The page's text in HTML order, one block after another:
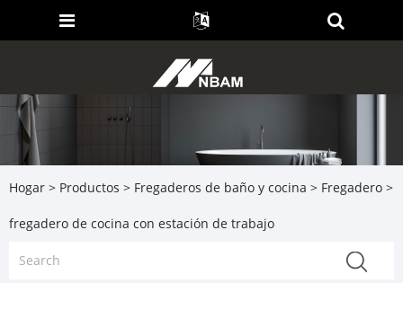
Hogar > Productos > Fregaderos de baño y cocina > Fregadero >
fregadero de cocina con estación de trabajo